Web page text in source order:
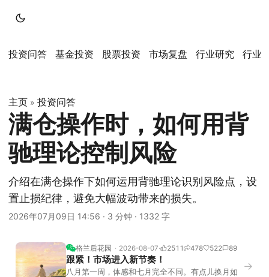
投资问答 基金投资 股票投资 市场复盘 行业研究 行业
主页 » 投资问答
满仓操作时，如何用背
驰理论控制风险
介绍在满仓操作下如何运用背驰理论识别风险点，设
置止损纪律，避免大幅波动带来的损失。
2026年07月09日 14:56 · 3 分钟 · 1332 字
格兰后花园 2026-08-07 2511 478 522 89
跟紧！市场进入新节奏！
八月第一周，体感和七月完全不同。有点儿换月如
→